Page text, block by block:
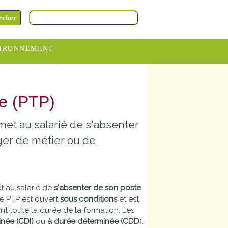
(PTP)
au salarié de s'absenter
de métier ou de
au salarié de s'absenter de son poste
PTP est ouvertsous conditionset est
toute la durée de la formation. Les
(CDI) ou à durée déterminée (CDD).